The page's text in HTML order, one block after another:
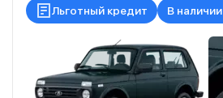
Льготный кредит В наличии